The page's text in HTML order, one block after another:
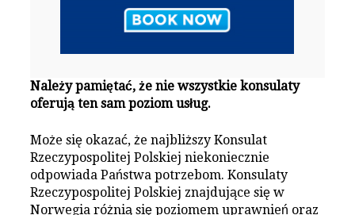
Należy pamiętać, że nie wszystkie konsulaty
oferują ten sam poziom usług.
Może się okazać, że najbliższy Konsulat
Rzeczypospolitej Polskiej niekoniecznie
odpowiada Państwa potrzebom. Konsulaty
Rzeczypospolitej Polskiej znajdujące się w
Norwegia różnią się poziomem uprawnień oraz